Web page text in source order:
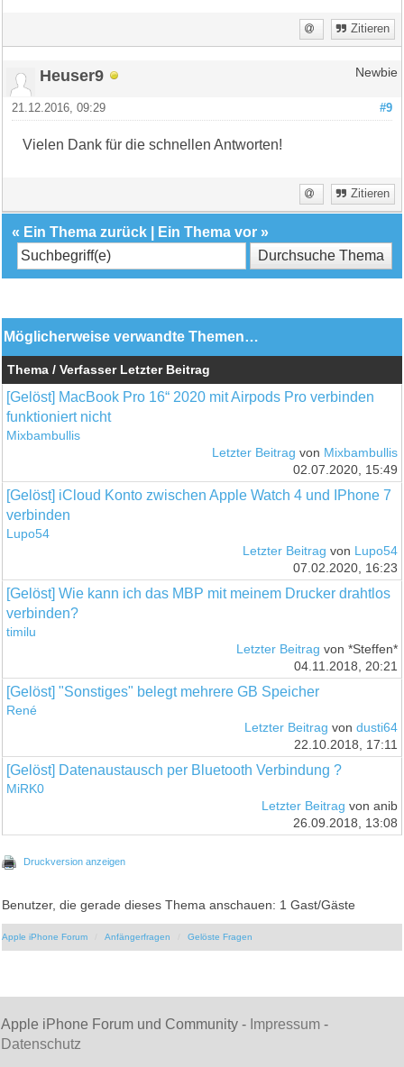
Zitieren
Heuser9 Newbie
#9
21.12.2016, 09:29
Vielen Dank für die schnellen Antworten!
Zitieren
« Ein Thema zurück Ein Thema vor »
Möglicherweise verwandte Themen…
Thema / Verfasser Letzter Beitrag
[Gelöst] MacBook Pro 16“ 2020 mit Airpods Pro verbinden
funktioniert nicht
Mixbambullis
Letzter Beitrag von Mixbambullis
02.07.2020, 15:49
[Gelöst] iCloud Konto zwischen Apple Watch 4 und IPhone 7
verbinden
Lupo54
Letzter Beitrag von Lupo54
07.02.2020, 16:23
[Gelöst] Wie kann ich das MBP mit meinem Drucker drahtlos
verbinden?
timilu
Letzter Beitrag von *Steffen*
04.11.2018, 20:21
[Gelöst] "Sonstiges" belegt mehrere GB Speicher
René
Letzter Beitrag von dusti64
22.10.2018, 17:11
[Gelöst] Datenaustausch per Bluetooth Verbindung ?
MiRK0
Letzter Beitrag von anib
26.09.2018, 13:08
Druckversion anzeigen
Benutzer, die gerade dieses Thema anschauen: 1 Gast/Gäste
Apple iPhone Forum Anfängerfragen Gelöste Fragen
Apple iPhone Forum und Community - Impressum -
Datenschutz